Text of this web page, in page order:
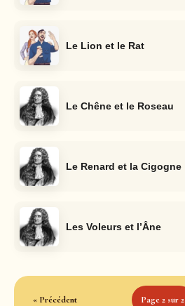
Le Lion et le Rat
Le Chêne et le Roseau
Le Renard et la Cigogne
Les Voleurs et l’Âne
« Précédent Page 2 sur 2